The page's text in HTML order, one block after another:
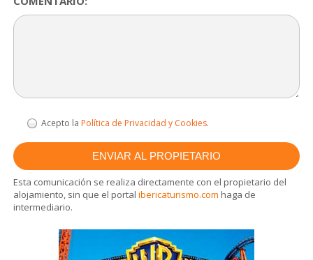
Acepto la Política de Privacidad y Cookies.
Esta comunicación se realiza directamente con el propietario del
alojamiento, sin que el portalibericaturismo.com haga de
intermediario.